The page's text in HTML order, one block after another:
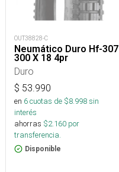
OUT38828-C
Neumático Duro Hf-307
300 X 18 4pr
Duro
$ 53.990
en 6cuotas de $8.998sin
interés
ahorras $2.160 por
transferencia.
Disponible